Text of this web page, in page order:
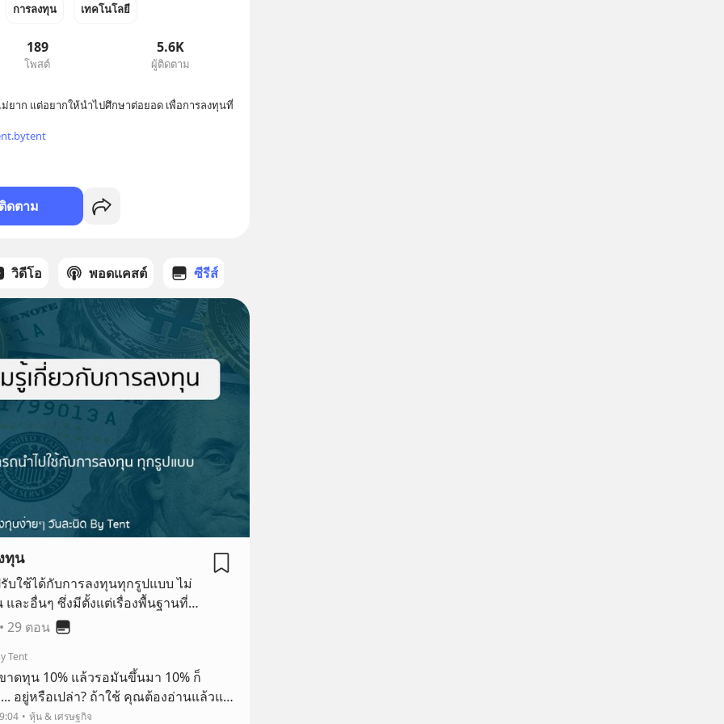
การลงทุน เทคโนโลยี
189
โพสต์
5.6K
ผู้ติดตาม
ม่ยาก แต่อยากให้นำไปศึกษาต่อยอด เพื่อการลงทุนที่
ดตาม
วิดีโอ พอดแคสต์ ซีรีส์
ทุน
บใช้ได้กับการลงทุนทุกรูปแบบ ไม่
ละอื่นๆ ซึ่งมีตั้งแต่เรื่องพื้นฐานที่นัก
29 ตอน
Tent
ดทุน 10% แล้วรอมันขึ้นมา 10% ก็
อยู่หรือเปล่า? ถ้าใช้ คุณต้องอ่านแล้วแห
นสำหรับมือใหม่ที่มักจะพลาดกันคือ เรื่อง
หุ้น & เศรษฐกิจ